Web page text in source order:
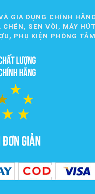
DỤNG CHÍNH
SEN VÒI, MÁY
PHỤ KIỆN PHÒNG